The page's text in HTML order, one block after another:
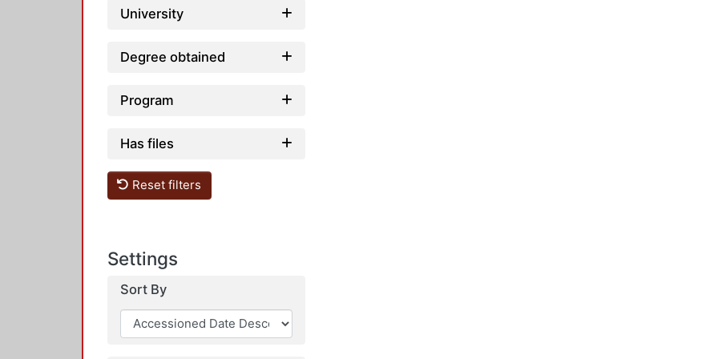
University
Degree obtained
Program
Has files
Reset filters
Settings
Sort By